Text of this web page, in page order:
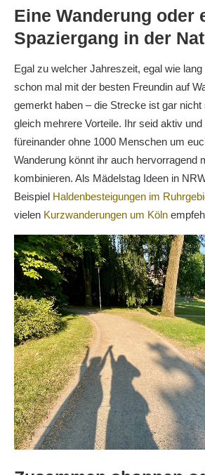
Eine Wanderung oder
Spaziergang in der
Egal zu welcher Jahreszeit, egal wie
schon mal mit der besten Freundin auf
gemerkt haben – die Strecke ist gar nicht
gleich mehrere Vorteile. Ihr seid aktiv und
füreinander ohne 1000 Menschen um
Wanderung könnt ihr auch hervorragend
kombinieren. Als Mädelstag Ideen in
Beispiel Haldenbesteigungen im
vielen Kurzwanderungen um Köln